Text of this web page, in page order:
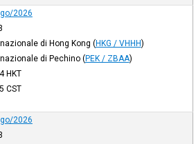
2026
di Hong Kong (HKG / VHHH)
di Pechino (PEK / ZBAA)
HKT
CST
2026